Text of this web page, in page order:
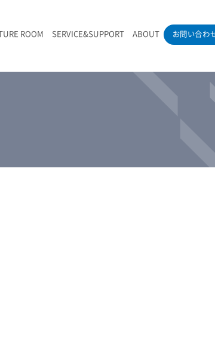
RAMANdrive | ウェハーステー
ル
LIBcell | 不活性雰囲気ラマン測
ROOM SERVICE&SUPPORT ABOUT お問い合わ